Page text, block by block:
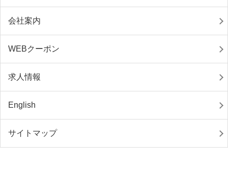
会社案内
WEBクーポン
求人情報
English
サイトマップ